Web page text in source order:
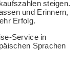
steigen.
und Erinnern,
Erfolg.
Service in
Sprachen